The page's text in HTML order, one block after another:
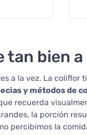
bien a
a la vez. La coliflor
y métodos de
recuerda
la porción
percibimos la